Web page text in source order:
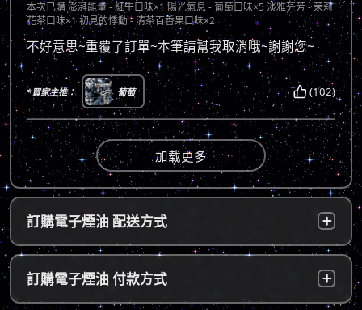
本次已購澎湃能量 - 紅牛口味×1 陽光氣息 - 葡萄口味×5 淡雅芬芳 - 茉莉
花茶口味×1 初見的悸動 - 清茶百香果口味×2
不好意思~重覆了訂單~本筆請幫我取消哦~謝謝您~
*買家主推： 葡萄 (102)
加载更多
訂購電子煙油 配送方式
台灣本島：
a. 黑貓宅配：訂單成立後，24小時內寄出，2
～5個工作天內可送達指定地址。
訂購電子煙油 付款方式